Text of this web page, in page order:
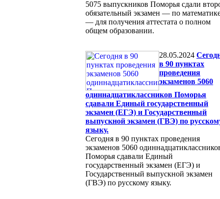
5075 выпускников Поморья сдали
обязательный экзамен — по
— для получения аттестата о полном
общем образовании.
28.05.2024
в 90 пунктах
проведения
экзаменов 5060
одиннадцатиклассников Поморья
сдавали Единый государственный
экзамен (ЕГЭ) и Государственный
выпускной экзамен (ГВЭ) по
языку.
Сегодня в 90 пунктах проведения
экзаменов 5060
Поморья сдавали Единый
государственный экзамен (ЕГЭ) и
Государственный выпускной экзамен
(ГВЭ) по русскому языку.